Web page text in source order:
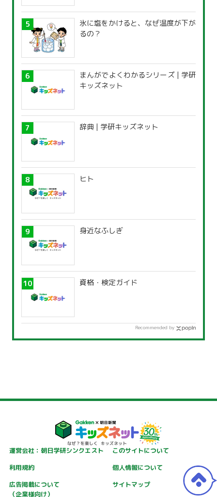
氷に塩をかけると、なぜ温度が下が
るの？
まんがでよくわかるシリーズ | 学研
キッズネット
辞典 | 学研キッズネット
ヒト
身近なふしぎ
資格・検定ガイド
Recommended by
運営会社：朝日学研シンクエスト
このサイトについて
利用規約
個人情報について
広告掲載について
（企業様向け）
サイトマップ